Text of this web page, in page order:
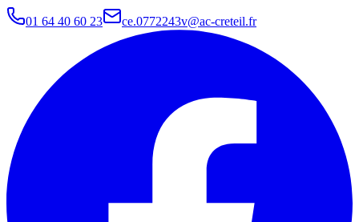
01 64 40 60 23 ce.0772243v@ac-creteil.fr